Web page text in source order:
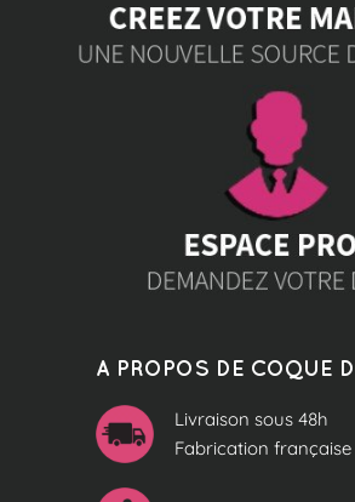
A PROPOS DE COQUE
Livraison sous 48h
Fabrication française